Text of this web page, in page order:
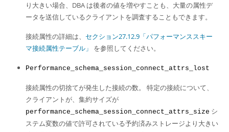
り大きい場合、DBA は後者の値を増やすことも、大量の属性デ
ータを送信しているクライアントを調査することもできます。
接続属性の詳細は、 セクション27.12.9「パフォーマンススキー
マ接続属性テーブル」
を参照してください。
Performance_schema_session_connect_attrs_lost
接続属性の切捨てが発生した接続の数。 特定の接続について、
クライアントが、集約サイズが
performance_schema_session_connect_attrs_size シ
ステム変数の値で許可されている予約済みストレージより大きい